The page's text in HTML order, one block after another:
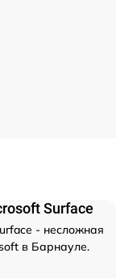
Surface
- несложная
в Барнауле.